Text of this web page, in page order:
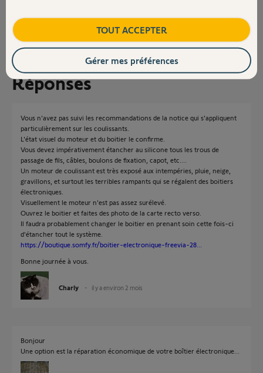
il y a environ 2 mois
Participer au fil de discussion
Réponses
Vous n'avez pas suivi les recommandations de la notice qui s'appliquent
particulièrement sur les coulissants.
L'état visuel du moteur et du boitier le confirme.
Vous devez impérativement étancher au silicone tous les trous de
passage de fils, câbles, boulons de fixation, capot, etc....
Un moteur de coulissant est très exposé aux intempéries, pluie, neige,
gravillons, et surtout les terribles rampants qui se régalent des boitiers
électroniques.
Visuellement le moteur n'est pas assez surélevé.
Ouvrez le boitier et faites des photo de la carte recto verso.
Il faudra probablement changer le boitier en prenant soin cette fois-ci
d'étancher tout le système.
https://boutique.somfy.fr/boitier-electronique-freevia-28...
Bonne journée à vous.
Charly il y a environ 2 mois
Bonjour
Une option est la réparation économique de votre boîtier électronique...
TOUT ACCEPTER
Gérer mes préférences